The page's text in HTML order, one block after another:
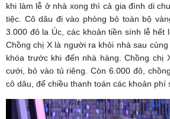
khi làm lễ ở nhà xong thì cả gia đình di
tiệc. Cô dâu đi vào phòng bỏ toàn bộ
3.000 đô la Úc, các khoản tiền sính lễ hết
Chồng chị X là người ra khỏi nhà sau
khóa trước khi đến nhà hàng. Chồng chị
cưới, bỏ vào tủ riêng. Còn 6.000 đô,
cô dâu, để chiều thanh toán các khoản phí